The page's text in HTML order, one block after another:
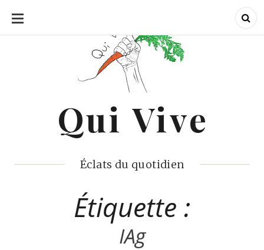
ALLER
CONTENU
Qui Vive
Éclats du quotidien
Qui Vive
Étiquette :
IAg